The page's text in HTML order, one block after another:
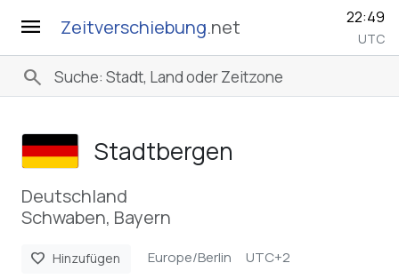
menu Zeitverschiebung.net 22:49
UTC
search
Stadtbergen
Deutschland
Schwaben, Bayern
favorite Hinzufügen Europe/Berlin UTC+2